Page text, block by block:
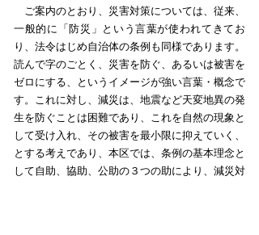
ご案内のとおり、災害対策については、従来、
一般的に「防災」という言葉が使われてきてお
り、法令はじめ自治体の条例も同様であります。
読んで字のごとく、災害を防ぐ、あるいは被害を
ゼロにする、というイメージが強い言葉・概念で
す。これに対し、減災は、地震など天変地異の発
生を防ぐことは困難であり、これを自然の現象と
して受け入れ、その被害を最小限に抑えていく、
とする考えであり、本区では、条例の基本理念と
して自助、協助、公助の３つの助により、減災対